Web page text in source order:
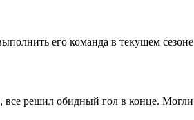
его команда в текущем
решил обидный гол в конце.